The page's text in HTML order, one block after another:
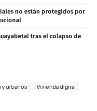
no están protegidos por
tras el colapso de
y urbanos Vivienda digna